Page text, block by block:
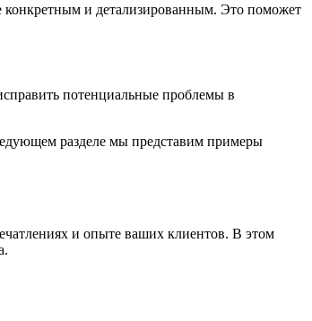
конкретным и детализированным. Это поможет
потенциальные проблемы в
разделе мы представим примеры
и опыте ваших клиентов. В этом